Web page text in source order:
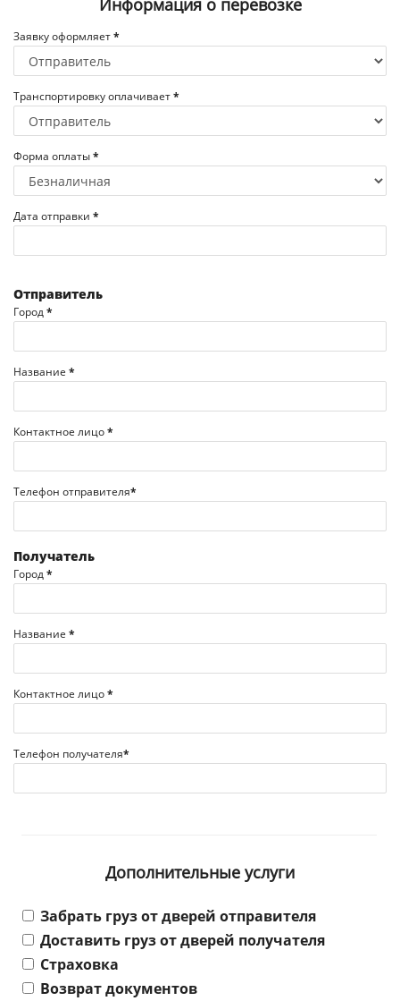
Заявку оформляет*
Транспортировку оплачивает*
Форма оплаты*
Дата отправки *
Отправитель
Город*
Название *
Контактное лицо*
Телефон отправителя*
Получатель
Город*
Название *
Контактное лицо*
Телефон получателя*
Дополнительные услуги
Забрать груз от дверей отправителя
Доставить груз от дверей получателя
Страховка
Возврат документов